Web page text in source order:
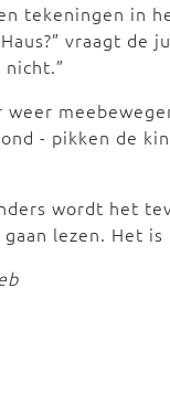
tekeningen in
vraagt de
nicht.”
- pikken de
wordt het
lezen. Het